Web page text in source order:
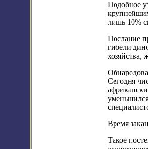
Подобное
лишь 10%
Послание
гибели
хозяйства,
Сегодня
Время
Такое